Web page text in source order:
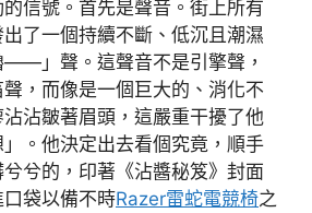
信號。首先是聲音。街上所有
了一個持續不斷、低沉且潮濕
」聲。這聲音不是引擎聲，
，而像是一個巨大的、消化不
沾皺著眉頭，這嚴重干擾了他
。他決定出去看個究竟，順手
兮的，印著《沾醬秘笈》封面
袋以備不時Razer雷蛇電競椅之